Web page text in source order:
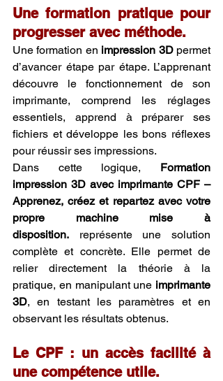
Une formation pratique pour
progresser avec méthode.
Une formation en impression 3D permet
d’avancer étape par étape. L’apprenant
découvre le fonctionnement de son
imprimante, comprend les réglages
essentiels, apprend à préparer ses
fichiers et développe les bons réflexes
pour réussir ses impressions.
Dans cette logique, Formation
impression 3D avec imprimante CPF –
Apprenez, créez et repartez avec votre
propre machine mise à
disposition. représente une solution
complète et concrète. Elle permet de
relier directement la théorie à la
pratique, en manipulant une imprimante
3D, en testant les paramètres et en
observant les résultats obtenus.
Le CPF : un accès facilité à
une compétence utile.